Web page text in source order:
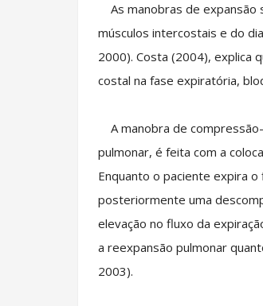
As manobras de expansão
músculos intercostais e do
2000). Costa (2004), explica
costal na fase expiratória,
A manobra de
pulmonar, é feita com a
Enquanto o paciente expira
posteriormente uma
elevação no fluxo da
a reexpansão pulmonar
2003).